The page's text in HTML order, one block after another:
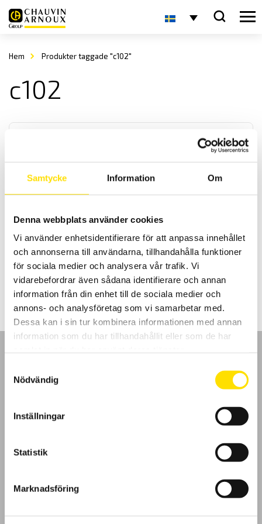
Samtycke Information Om
Denna webbplats använder cookies
Vi använder enhetsidentifierare för att anpassa innehållet
och annonserna till användarna, tillhandahålla funktioner
för sociala medier och analysera vår trafik. Vi
vidarebefordrar även sådana identifierare och annan
information från din enhet till de sociala medier och
annons- och analysföretag som vi samarbetar med.
Dessa kan i sin tur kombinera informationen med annan
information som du har tillhandahållit eller som de har
Nödvändig
Inställningar
Statistik
Marknadsföring
Hem Produkter taggade "c102"
c102
utformade samt med hög säkerhet och prestanda. Från 10 mA...1000
A AC mätning, med utmärkt linjäritet och hög noggrannhet.
3,790.00 kr –5,470.00krPrisintervall:
3,790.00 kr
5,470.00 kr
LÄS MER
Kundundersökning